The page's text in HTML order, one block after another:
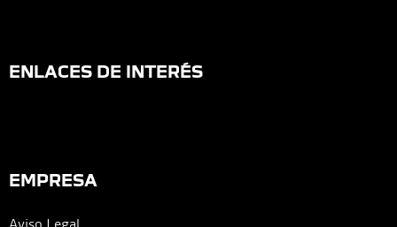
ENLACES DE INTERÉS
EMPRESA